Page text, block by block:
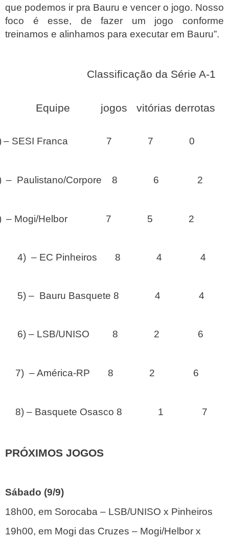
que podemos ir pra Bauru e vencer o jogo. Nosso
foco é esse, de fazer um jogo conforme
treinamos e alinhamos para executar em Bauru”.
Classificação da Série A-1
Equipe jogos vitórias derrotas
– SESI Franca 7 7 0
– Paulistano/Corpore 8 6 2
– Mogi/Helbor 7 5 2
4) – EC Pinheiros 8 4 4
5) – Bauru Basquete 8 4 4
6) – LSB/UNISO 8 2 6
7) – América-RP 8 2 6
8) – Basquete Osasco 8 1 7
PRÓXIMOS JOGOS
Sábado (9/9)
18h00, em Sorocaba – LSB/UNISO x Pinheiros
19h00, em Mogi das Cruzes – Mogi/Helbor x